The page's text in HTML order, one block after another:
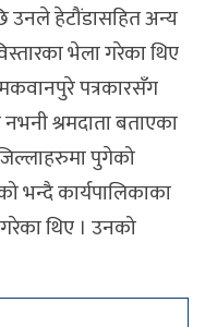
उनले हेटौंडासहित अन्य
भेला गरेका थिए
मकवानपुरे पत्रकारसँग
श्रमदाता बताएका
जिल्लाहरुमा पुगेको
भन्दै कार्यपालिकाका
थिए । उनको